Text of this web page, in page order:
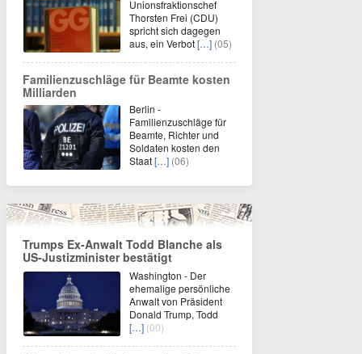
Unionsfraktionschef
Thorsten Frei (CDU)
spricht sich dagegen
aus, ein Verbot[…] (05)
Familienzuschläge für Beamte kosten
Milliarden
Berlin -
Familienzuschläge für
Beamte, Richter und
Soldaten kosten den
Staat[…] (06)
Trumps Ex-Anwalt Todd Blanche als
US-Justizminister bestätigt
Washington - Der
ehemalige persönliche
Anwalt von Präsident
Donald Trump, Todd
[…] (00)